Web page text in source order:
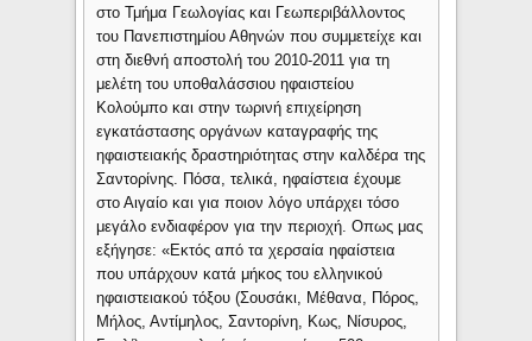
στο Τμήμα Γεωλογίας και Γεωπεριβάλλοντος
του Πανεπιστημίου Αθηνών που συμμετείχε και
στη διεθνή αποστολή του 2010-2011 για τη
μελέτη του υποθαλάσσιου ηφαιστείου
Κολούμπο και στην τωρινή επιχείρηση
εγκατάστασης οργάνων καταγραφής της
ηφαιστειακής δραστηριότητας στην καλδέρα της
Σαντορίνης. Πόσα, τελικά, ηφαίστεια έχουμε
στο Αιγαίο και για ποιον λόγο υπάρχει τόσο
μεγάλο ενδιαφέρον για την περιοχή. Οπως μας
εξήγησε: «Εκτός από τα χερσαία ηφαίστεια
που υπάρχουν κατά μήκος του ελληνικού
ηφαιστειακού τόξου (Σουσάκι, Μέθανα, Πόρος,
Μήλος, Αντίμηλος, Σαντορίνη, Κως, Νίσυρος,